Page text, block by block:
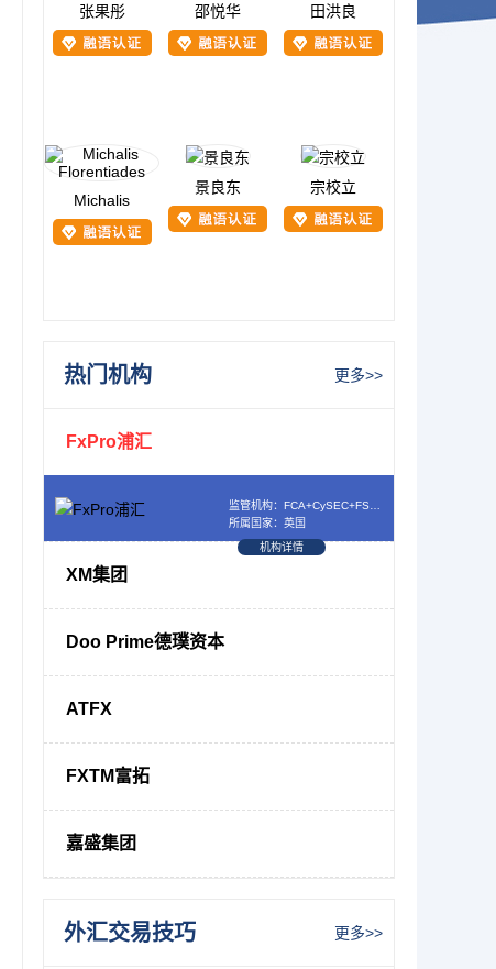
张果彤 邵悦华 田洪良
Michalis
景良东 宗校立
热门机构 更多>>
FxPro浦汇
所属国家：英国
机构详情
XM集团
Doo Prime德璞资本
ATFX
FXTM富拓
嘉盛集团
外汇交易技巧 更多>>